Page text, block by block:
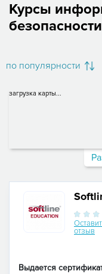
Курсы
по популярности
загрузка карты...
отзыв
Выдается